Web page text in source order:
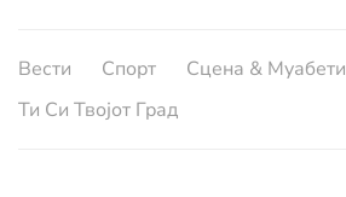
Вести Спорт Сцена & Муабети
Ти Си Твојот Град